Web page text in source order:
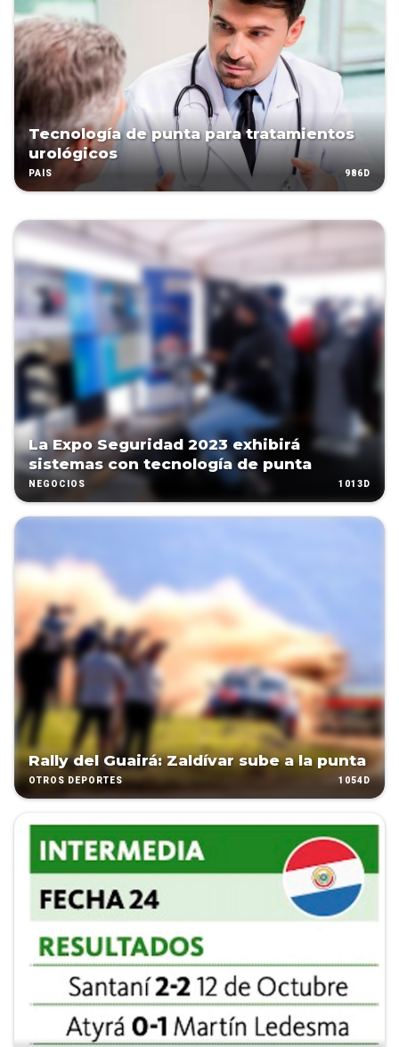
Tecnología de punta para tratamientos
urológicos
PAÍS 986D
La Expo Seguridad 2023 exhibirá
sistemas con tecnología de punta
NEGOCIOS 1013D
Rally del Guairá: Zaldívar sube a la punta
OTROS DEPORTES 1054D